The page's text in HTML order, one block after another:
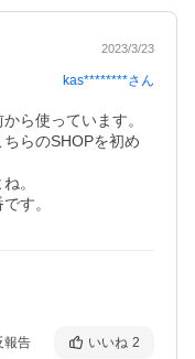
2023/3/23
kas********さん
ら使っています。
らのSHOPを初め
。
す。
報告 いいね 2